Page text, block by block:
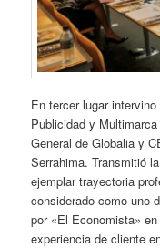
En tercer lugar
Publicidad y
General de Globalia y
Serrahima. Transmitió
ejemplar trayectoria
considerado como uno
por «El Economista»
experiencia de cliente